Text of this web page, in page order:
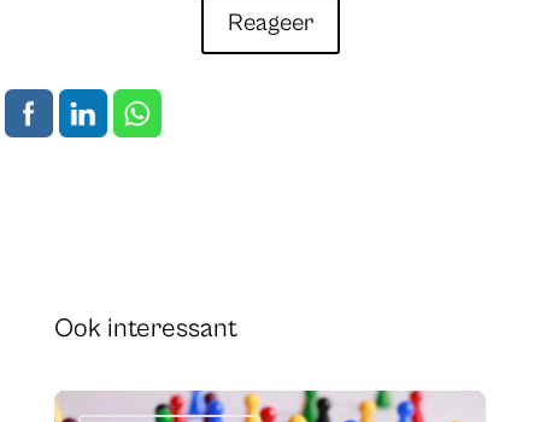
Reageer
Ook interessant